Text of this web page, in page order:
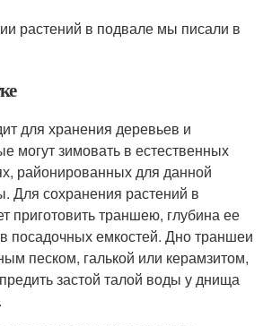
растений в подвале мы писали в
для хранения деревьев и
могут зимовать в естественных
районированных для данной
Для сохранения растений в
приготовить траншею, глубина ее
посадочных емкостей. Дно траншеи
песком, галькой или керамзитом,
застой талой воды у днища